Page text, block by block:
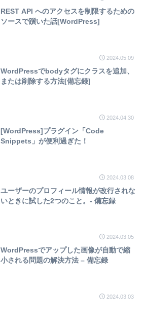
REST API へのアクセスを制限するための
ソースで躓いた話[WordPress]
2024.05.09
WordPressでbodyタグにクラスを追加、
または削除する方法[備忘録]
2024.04.30
[WordPress]プラグイン「Code
Snippets」が便利過ぎた！
2024.03.08
ユーザーのプロフィール情報が改行されな
いときに試した2つのこと。- 備忘録
2024.03.05
WordPressでアップした画像が自動で縮
小される問題の解決方法 – 備忘録
2024.03.03